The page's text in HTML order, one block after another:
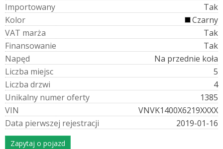
Importowany
Tak
Kolor
Czarny
VAT marża
Tak
Finansowanie
Tak
Napęd
Na przednie koła
Liczba miejsc
5
Liczba drzwi
4
Unikalny numeroferty
1385
VIN
VNVK1400X6219XXXX
Data pierwszej rejestracji 2019-01-16
Zapytaj o pojazd